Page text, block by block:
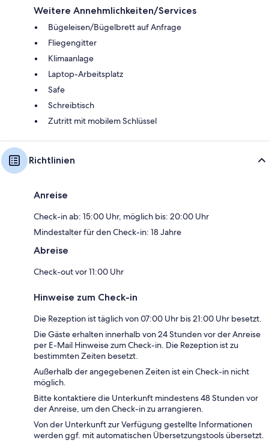
Weitere Annehmlichkeiten/Services
Bügeleisen/Bügelbrett auf Anfrage
Fliegengitter
Klimaanlage
Laptop-Arbeitsplatz
Safe
Schreibtisch
Zutritt mit mobilem Schlüssel
Richtlinien
Anreise
Check-in ab: 15:00 Uhr, möglich bis: 20:00 Uhr
Mindestalter für den Check-in: 18 Jahre
Abreise
Check-out vor 11:00 Uhr
Hinweise zum Check-in
Die Rezeption ist täglich von 07:00 Uhr bis 21:00 Uhr besetzt.
Die Gäste erhalten innerhalb von 24 Stunden vor der Anreise
per E-Mail Hinweise zum Check-in. Die Rezeption ist zu
bestimmten Zeiten besetzt.
Außerhalb der angegebenen Zeiten ist ein Check-in nicht
möglich.
Bitte kontaktiere die Unterkunft mindestens 48 Stunden vor
der Anreise, um den Check-in zu arrangieren.
Von der Unterkunft zur Verfügung gestellte Informationen
werden ggf. mit automatischen Übersetzungstools übersetzt.